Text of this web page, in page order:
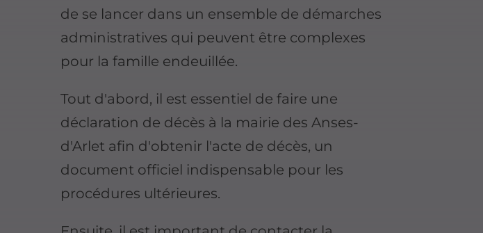
de se lancer dans un ensemble de démarches
administratives qui peuvent être complexes
pour la famille endeuillée.
Tout d'abord, il est essentiel de faire une
déclaration de décès à la mairie des Anses-
d'Arlet afin d'obtenir l'acte de décès, un
document officiel indispensable pour les
procédures ultérieures.